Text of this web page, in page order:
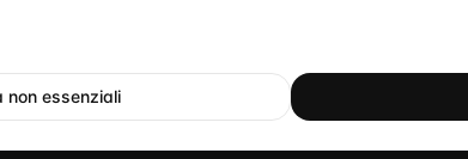
non essenziali